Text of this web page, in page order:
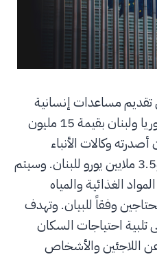
تقديم مساعدات إنسانية
للأشخاص الأكثر احتياجاً في سوريا ولبنان بقيمة 15 مليون
وكالات الأنباء
تخصيص مليون يورو لسوريا و3.5 ملايين يورو للبنان. وسيتم
الغذائية والمياه
وفقاً للبيان. وتهدف
تلبية احتياجات السكان
اللاجئين والأشخاص